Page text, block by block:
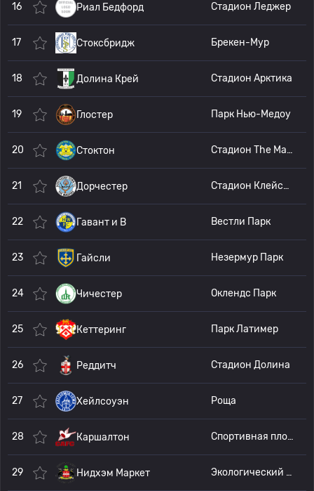
16 Риал Бедфорд Стадион Леджер
17 Стоксбридж Брекен-Мур
18 Долина Крей Стадион Арктика
19 Глостер Парк Нью-Медоу
20 Стоктон Стадион The Map Group UK
21 Дорчестер Стадион Клейсон
22 Гавант и В Вестли Парк
23 Гайсли Незермур Парк
24 Чичестер Оклендс Парк
25 Кеттеринг Парк Латимер
26 Реддитч Стадион Долина
27 Хейлсоуэн Роща
28 Каршалтон Спортивная площадка Военного мемориала
29 Нидхэм Маркет Экологический стадион в Блумфилдс